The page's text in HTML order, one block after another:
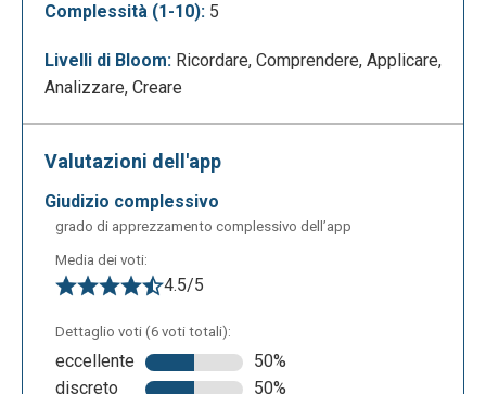
vocale (text-to-speech), inserire avatar AI, produrre
automaticamente un intero video a partire da un
testo.
La seguente è la schermata di editing, in cui è
possibile realizzare il proprio progetto. A sinistra è
Complessità (1-10): 5
Livelli di Bloom: Ricordare, Comprendere, Applicare,
Analizzare, Creare
Valutazioni dell'app
giudizio complessivo
grado di apprezzamento complessivo dell’app
Media dei voti:
4.5/5
Dettaglio voti (6 voti totali):
eccellente
50%
discreto
50%